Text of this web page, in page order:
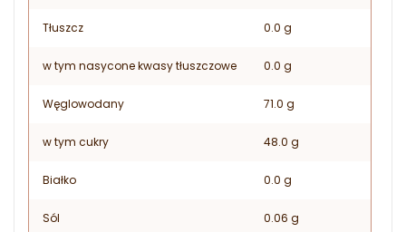
Tłuszcz 0.0 g
w tym nasycone kwasy tłuszczowe 0.0 g
Węglowodany 71.0 g
w tym cukry 48.0 g
Białko 0.0 g
Sól 0.06 g